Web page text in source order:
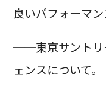
良いパフォーマ
──東京サントリ
ェンスについて。